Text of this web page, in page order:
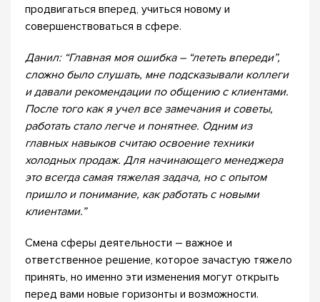
продвигаться вперед, учиться новому и
совершенствоваться в сфере.
Данил: “Главная моя ошибка – “лететь впереди”,
сложно было слушать, мне подсказывали коллеги
и давали рекомендации по общению с клиентами.
После того как я учел все замечания и советы,
работать стало легче и понятнее. Одним из
главных навыков считаю освоение техники
холодных продаж. Для начинающего менеджера
это всегда самая тяжелая задача, но с опытом
пришло и понимание, как работать с новыми
клиентами.”
Смена сферы деятельности – важное и
ответственное решение, которое зачастую тяжело
принять, но именно эти изменения могут открыть
перед вами новые горизонты и возможности.